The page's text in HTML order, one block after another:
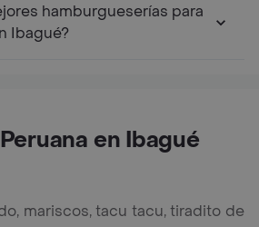
hamburgueserías para
Ibagué?
en Ibagué
mariscos, tacu tacu, tiradito de